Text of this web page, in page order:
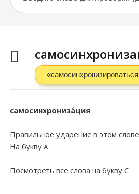
самосинхрониза́ция
Правильное ударение в этом
На букву А
Посмотреть все слова на букву С